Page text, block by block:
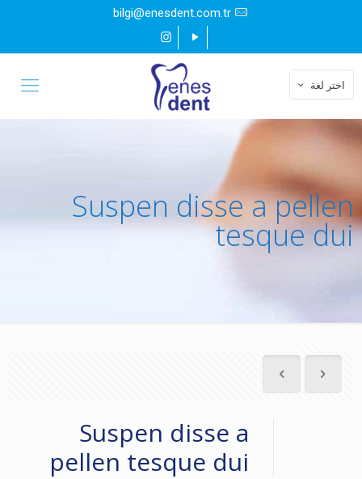
bilgi@enesdent.com.tr
اختر لغة
Suspen disse a pellen
tesque dui
Suspen disse a
pellen tesque dui